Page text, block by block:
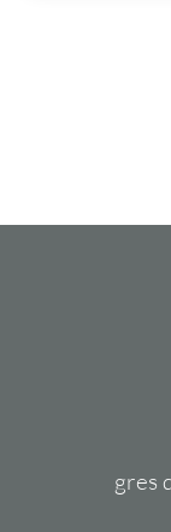
gres